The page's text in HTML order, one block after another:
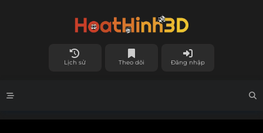
Lịch sử Theo dõi Đăng nhập